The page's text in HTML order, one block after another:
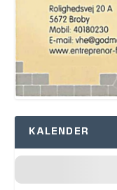
KALENDER